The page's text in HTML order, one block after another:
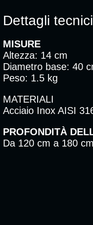
Dettagli tecnici
MISURE
Altezza: 14 cm
Diametro base: 40
Peso: 1.5 kg
MATERIALI
Acciaio Inox AISI
PROFONDITÀ
Da 120 cm a 180 cm